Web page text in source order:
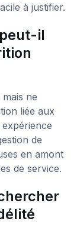
à justifier.
il
ne
liée aux
de
en amont
de service.